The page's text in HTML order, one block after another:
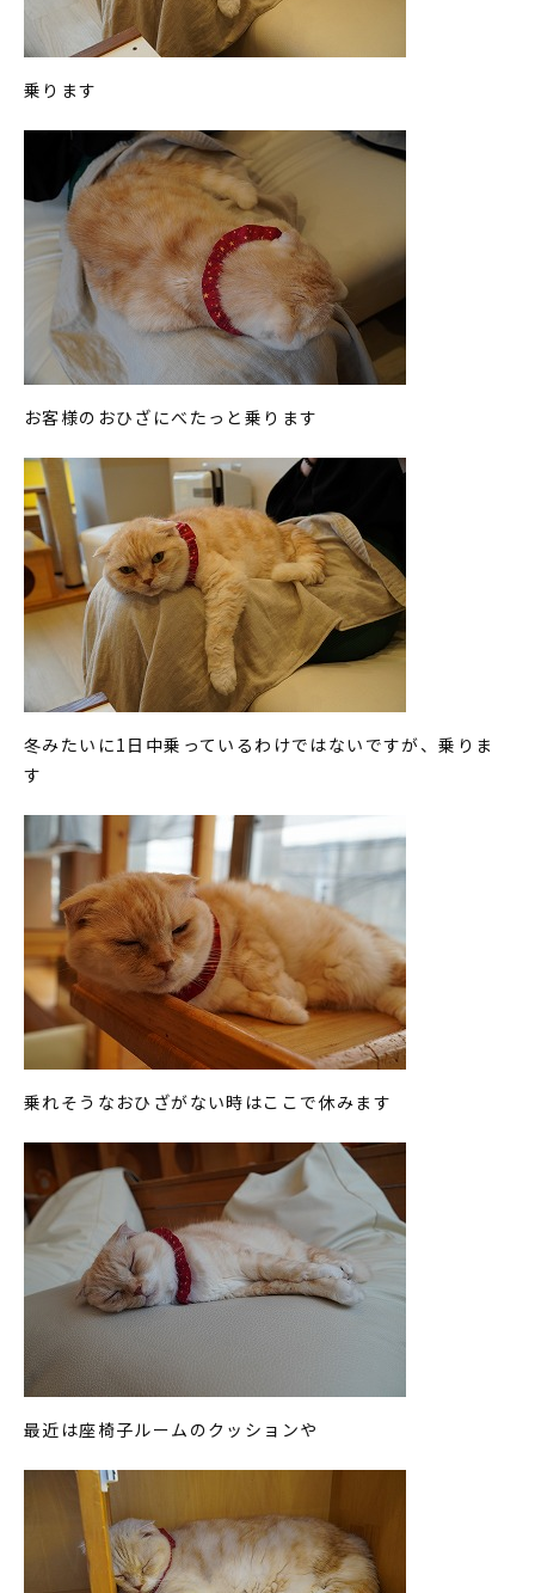
乗ります
お客様のおひざにべたっと乗ります
冬みたいに1日中乗っているわけではないですが、乗りま
す
乗れそうなおひざがない時はここで休みます
最近は座椅子ルームのクッションや